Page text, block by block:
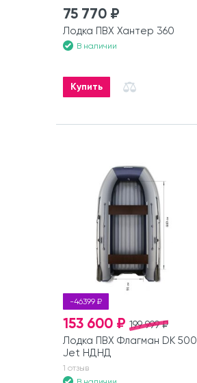
75 770 ₽
Лодка ПВХ Хантер 360
В наличии
Купить
-46399 ₽
199 999 ₽
153 600 ₽
Лодка ПВХ Флагман DK 500
Jet НДНД
1 отзыв